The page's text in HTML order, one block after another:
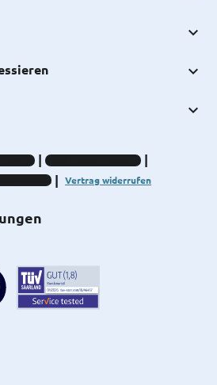
Compliance-Hinweise
Vertrag widerrufen